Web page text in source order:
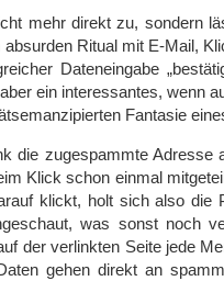
mehr direkt zu, sondern
Ritual mit E-Mail,
Dateneingabe
ein interessantes, wenn
Fantasie
die zugespammte Adresse
Klick schon einmal
klickt, holt sich also die
was sonst noch
der verlinkten Seite jede
gehen direkt an